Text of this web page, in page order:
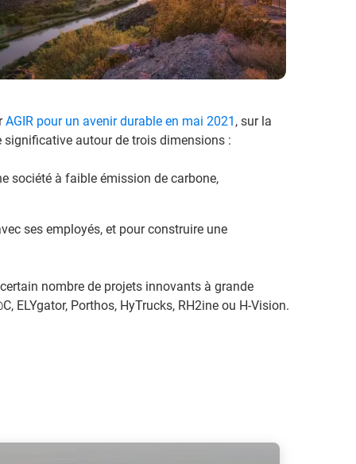
AGIR pour un avenir durable en mai 2021 , sur la
autour de trois dimensions :
société à faible émission de carbone,
ses employés, et pour construire une
nombre de projets innovants à grande
ELYgator, Porthos, HyTrucks, RH2ine ou H-Vision.